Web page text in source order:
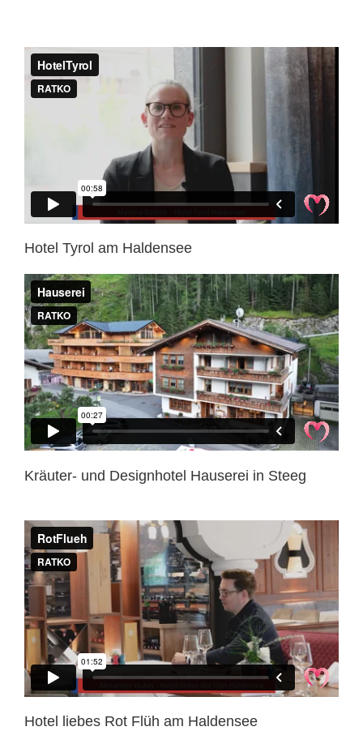
Hotel Tyrol am Haldensee
Kräuter- und Designhotel Hauserei in Steeg
Hotel liebes Rot Flüh am Haldensee